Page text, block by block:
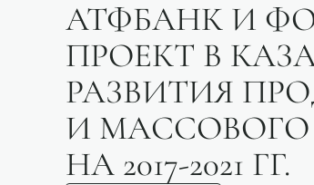
АТФБАНК И
ПРОЕКТ В
РАЗВИТИЯ
И
НА 2017-2021 ГГ.